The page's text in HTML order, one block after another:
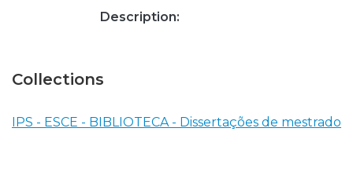
Description:
Collections
IPS - ESCE - BIBLIOTECA - Dissertações de mestrado